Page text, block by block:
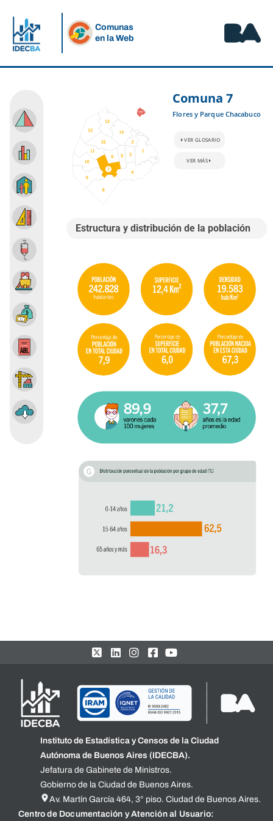
Comunas
en la Web
Estructura y distribución de la población
Crecimiento de la población
Hogares, vivienda y hábitat
Ocupación e ingresos
Impuesto Sobre los Ingresos Brutos
Impuesto inmobiliario y tasas
Descargar Info
Comuna 7
Flores y Parque Chacabuco
VER GLOSARIO
VER MÁS
Estructura y distribución de la población
Instituto de Estadística y Censos de la Ciudad
Autónoma de Buenos Aires (IDECBA).
Jefatura de Gabinete de Ministros.
Gobierno de la Ciudad de Buenos Aires.
Av. Martín García 464, 3° piso. Ciudad de Buenos Aires.
Centro de Documentación y Atención al Usuario: